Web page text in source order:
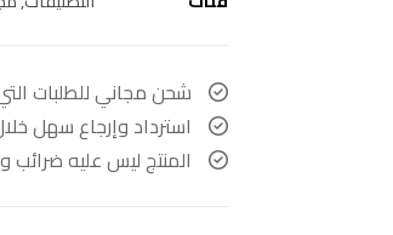
شحن مجاني للطلبات التي
استرداد وإرجاع سهل خلال ۲۱
المنتج ليس عليه